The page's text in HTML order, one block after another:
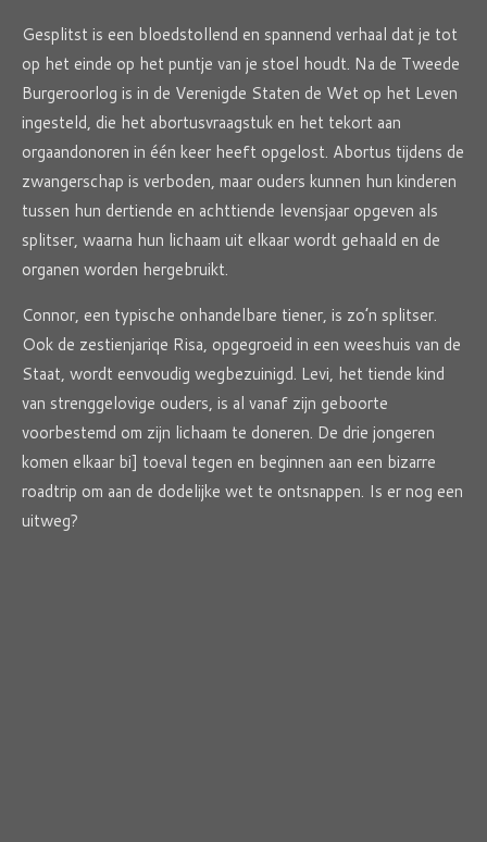
Gesplitst is een bloedstollend en spannend verhaal dat je tot
op het einde op het puntje van je stoel houdt. Na de Tweede
Burgeroorlog is in de Verenigde Staten de Wet op het Leven
ingesteld, die het abortusvraagstuk en het tekort aan
orgaandonoren in één keer heeft opgelost. Abortus tijdens de
zwangerschap is verboden, maar ouders kunnen hun kinderen
tussen hun dertiende en achttiende levensjaar opgeven als
splitser, waarna hun lichaam uit elkaar wordt gehaald en de
organen worden hergebruikt.
Connor, een typische onhandelbare tiener, is zo’n splitser.
Ook de zestienjariqe Risa, opgegroeid in een weeshuis van de
Staat, wordt eenvoudig wegbezuinigd. Levi, het tiende kind
van strenggelovige ouders, is al vanaf zijn geboorte
voorbestemd om zijn lichaam te doneren. De drie jongeren
komen elkaar bi] toeval tegen en beginnen aan een bizarre
roadtrip om aan de dodelijke wet te ontsnappen. Is er nog een
uitweg?